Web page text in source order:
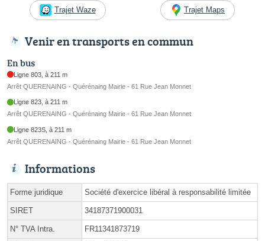
Trajet Waze Trajet Maps
Venir en transports en commun
En bus
Ligne 803, à 211 m
Arrêt QUERENAING - Quérénaing Mairie - 61 Rue Jean Monnet
Ligne 823, à 211 m
Arrêt QUERENAING - Quérénaing Mairie - 61 Rue Jean Monnet
Ligne 823S, à 211 m
Arrêt QUERENAING - Quérénaing Mairie - 61 Rue Jean Monnet
Informations
Forme juridique Société d'exercice libéral à responsabilité limitée
SIRET 34187371900031
N° TVA Intra. FR11341873719